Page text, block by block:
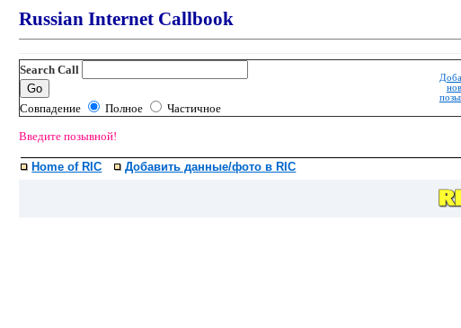
Russian Internet Callbook
Search Call
Совпадение Полное Частичное
Введите позывной!
Home of RIC Добавить данные/фото в RIC